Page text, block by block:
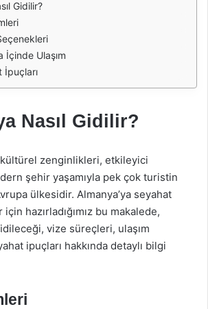
Gidilir?
İçinde Ulaşım
İpuçları
Nasıl Gidilir?
zenginlikleri, etkileyici
şehir yaşamıyla pek çok turistin
ülkesidir. Almanya’ya seyahat
hazırladığımız bu makalede,
vize süreçleri, ulaşım
ipuçları hakkında detaylı bilgi